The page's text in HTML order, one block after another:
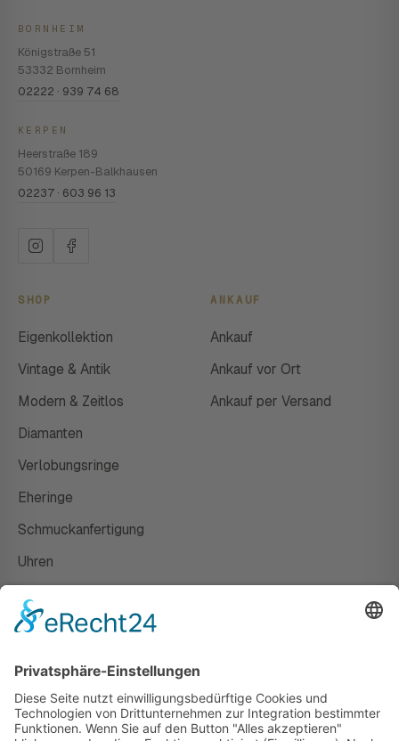
BORNHEIM
Königstraße 51
53332 Bornheim
02222 · 939 74 68
KERPEN
Heerstraße 189
50169 Kerpen-Balkhausen
02237 · 603 96 13
SHOP
Eigenkollektion
Vintage & Antik
Modern & Zeitlos
Diamanten
Verlobungsringe
Eheringe
Schmuckanfertigung
Uhren
ANKAUF
Ankauf
Ankauf vor Ort
Ankauf per Versand
Susanne Steiger
Geschäfte